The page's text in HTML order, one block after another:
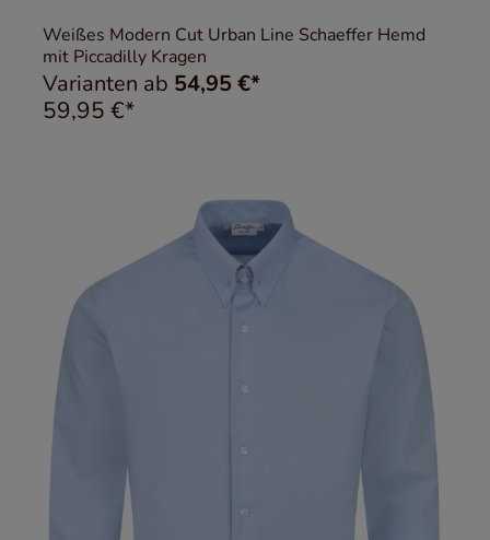
Weißes Modern Cut Urban Line Schaeffer Hemd
mit Piccadilly Kragen
Varianten ab 54,95 €*
59,95 €*